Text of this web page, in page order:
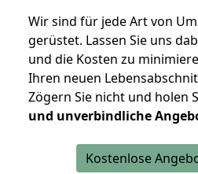
Wir sind für jede Art von
gerüstet. Lassen Sie uns
und die Kosten zu
Ihren neuen
Zögern Sie nicht und holen
und unverbindliche
Kostenlose